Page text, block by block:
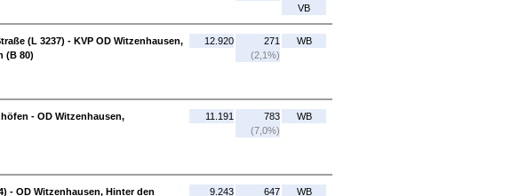
VB
(L 3237) - KVP OD Witzenhausen,
(B 80)
12.920
271
(2,1%)
WB
- OD Witzenhausen, 11.191
783
(7,0%)
WB
- OD Witzenhausen, Hinter den 9.243 647 WB